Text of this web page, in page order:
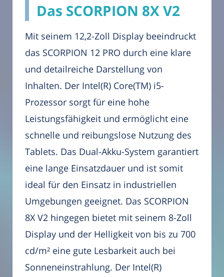
Das SCORPION 8X V2
Mit seinem 12,2-Zoll Display beeindruckt
das SCORPION 12 PRO durch eine klare
und detailreiche Darstellung von
Inhalten. Der Intel(R) Core(TM) i5-
Prozessor sorgt für eine hohe
Leistungsfähigkeit und ermöglicht eine
schnelle und reibungslose Nutzung des
Tablets. Das Dual-Akku-System garantiert
eine lange Einsatzdauer und ist somit
ideal für den Einsatz in industriellen
Umgebungen geeignet. Das SCORPION
8X V2 hingegen bietet mit seinem 8-Zoll
Display und der Helligkeit von bis zu 700
cd/m² eine gute Lesbarkeit auch bei
Sonneneinstrahlung. Der Intel(R)